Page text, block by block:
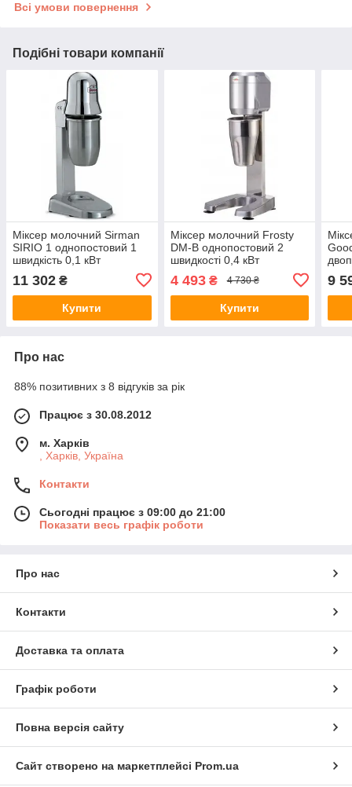
Всі умови повернення
Подібні товари компанії
Міксер молочний Sirman
SIRIO 1 однопостовий 1
швидкість 0,1 кВт
11 302 ₴
Купити
Міксер молочний Frosty
DM-B однопостовий 2
швидкості 0,4 кВт
4 493₴ 4 730 ₴
Купити
9
Про нас
88% позитивних з 8 відгуків за рік
Працює з 30.08.2012
м. Харків
, Харків, Україна
Контакти
Сьогодні працює з 09:00 до 21:00
Показати весь графік роботи
Про нас
Контакти
Доставка та оплата
Графік роботи
Повна версія сайту
Сайт створено на маркетплейсі Prom.ua